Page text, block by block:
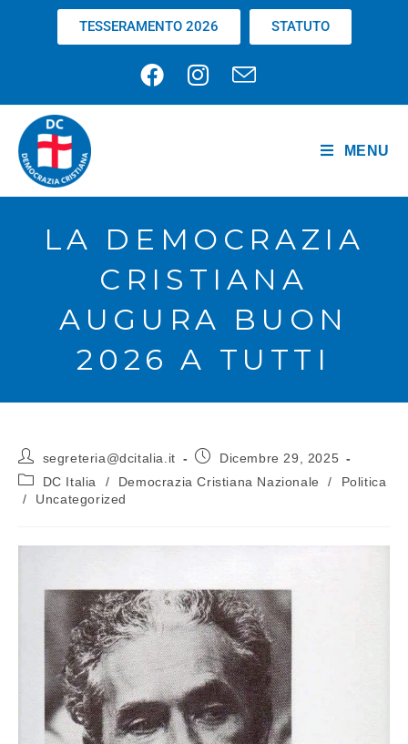
TESSERAMENTO 2026 STATUTO
MENU
LA DEMOCRAZIA
CRISTIANA
AUGURA BUON
2026 A TUTTI
segreteria@dcitalia.it
Dicembre 29, 2025
DC Italia
/ Democrazia Cristiana Nazionale /
Politica
/
Uncategorized